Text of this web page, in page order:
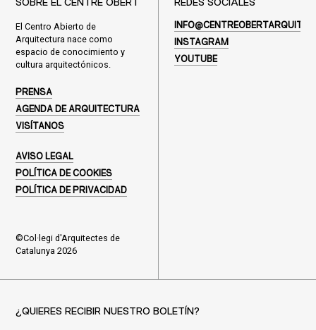
SOBRE EL CENTRE OBERT
El Centro Abierto de
Arquitectura nace como
espacio de conocimiento y
cultura arquitectónicos.
PRENSA
AGENDA DE ARQUITECTURA
VISÍTANOS
AVISO LEGAL
POLÍTICA DE COOKIES
POLÍTICA DE PRIVACIDAD
©Col·legi d'Arquitectes de
Catalunya 2026
REDES SOCIALES
INSTAGRAM
YOUTUBE
¿QUIERES RECIBIR NUESTRO BOLETÍN?